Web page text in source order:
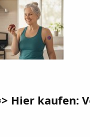
Hier kaufen: